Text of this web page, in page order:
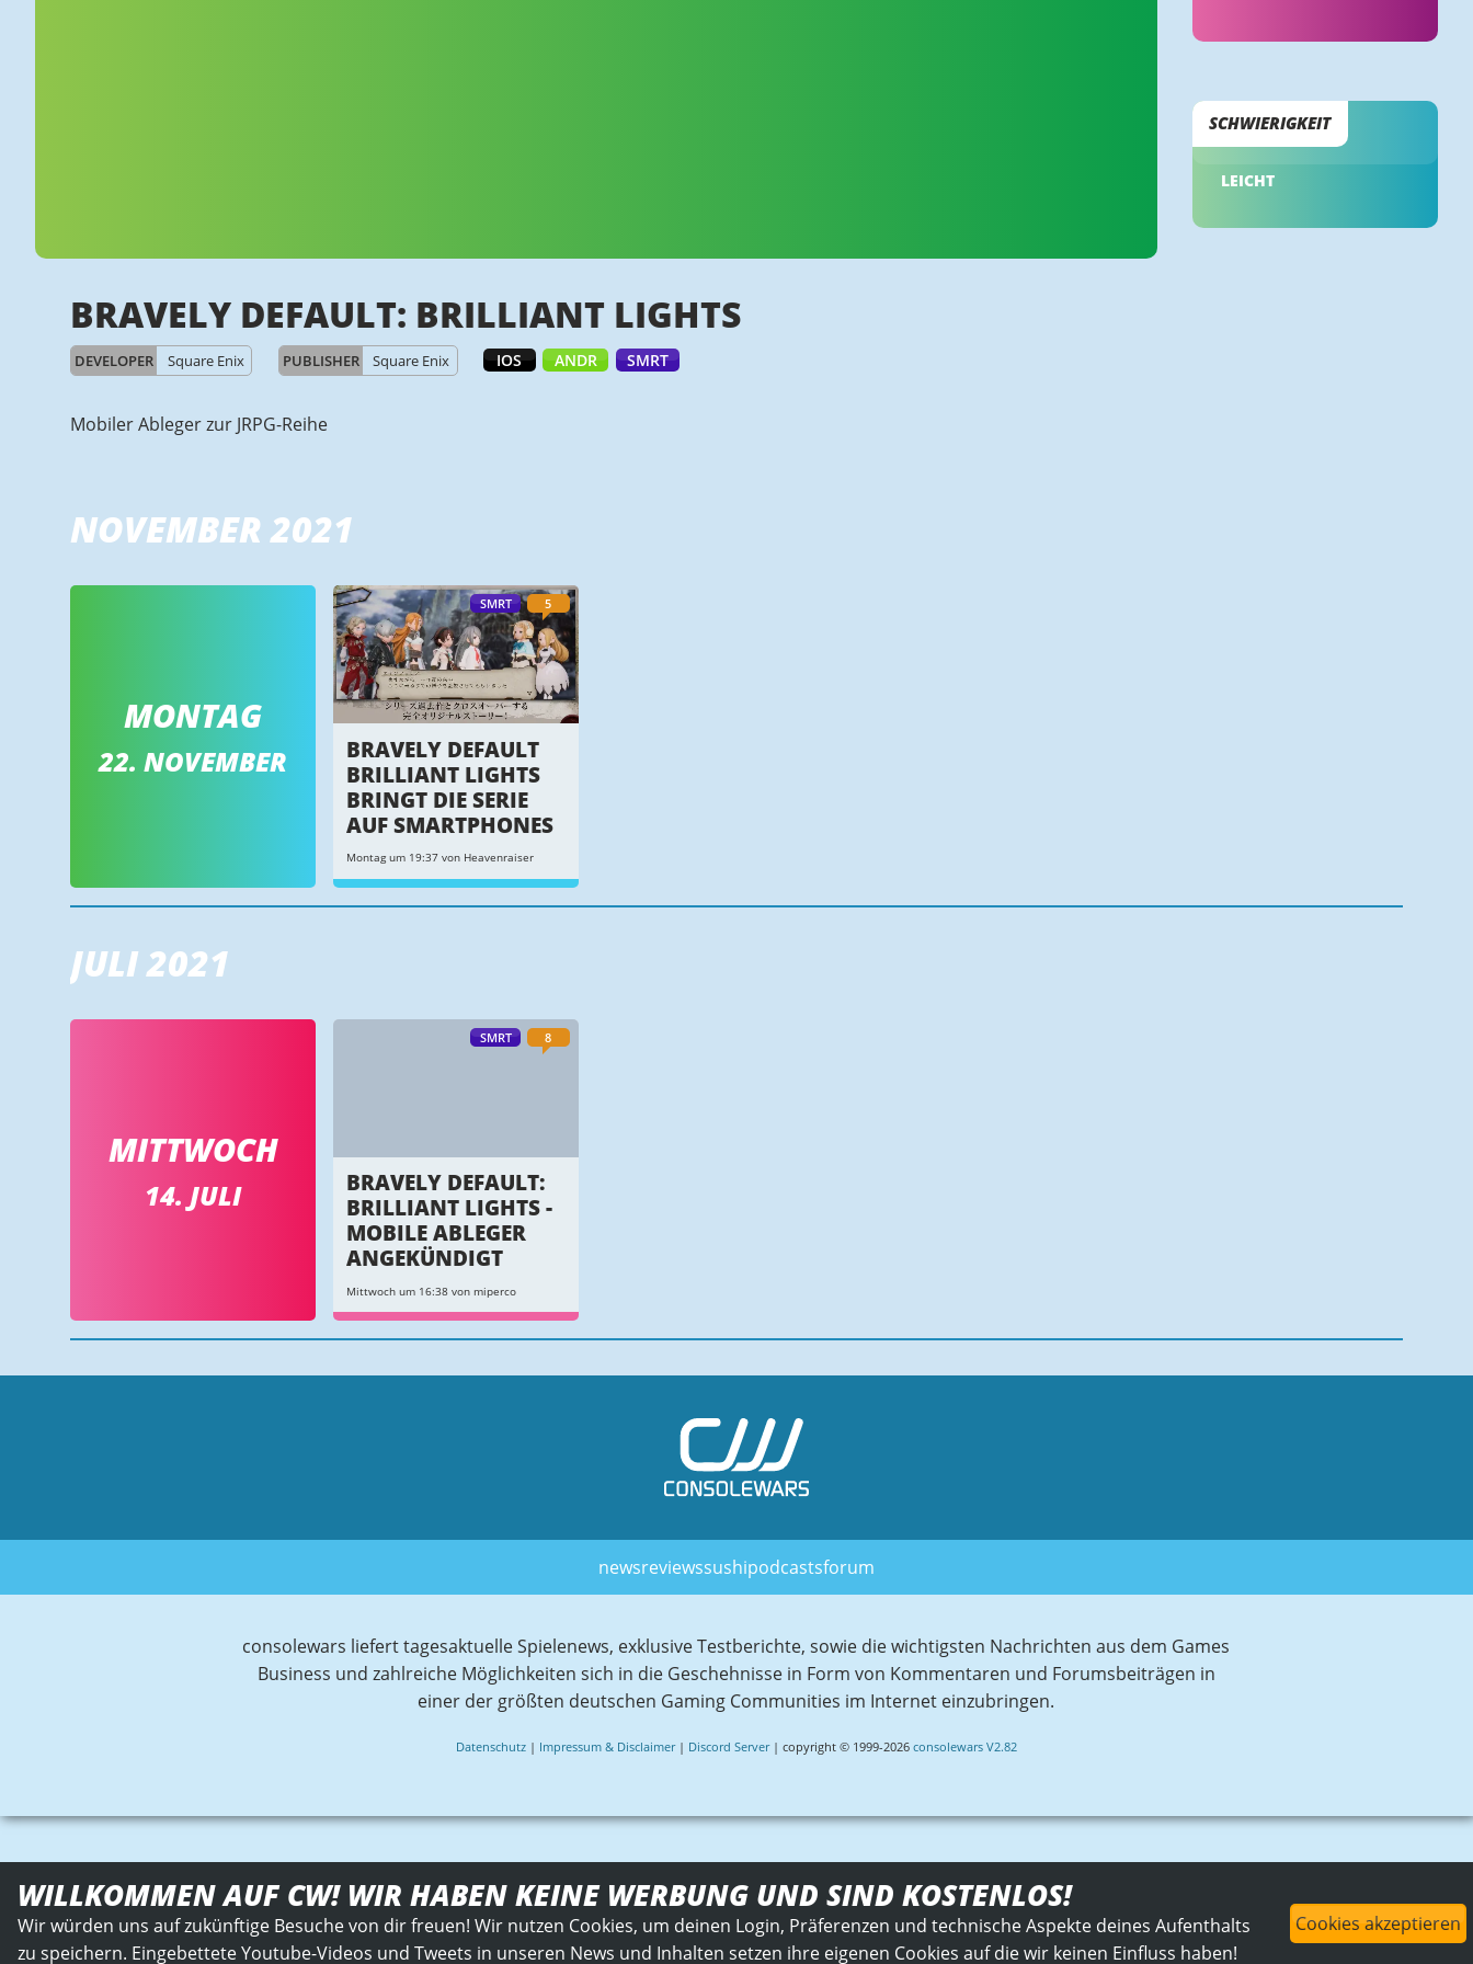
SCHWIERIGKEIT
LEICHT
BRAVELY DEFAULT: BRILLIANT LIGHTS
DEVELOPER Square Enix PUBLISHER Square Enix IOS ANDR SMRT
Mobiler Ableger zur JRPG-Reihe
NOVEMBER 2021
MONTAG
22. NOVEMBER
SMRT 5
BRAVELY DEFAULT
BRILLIANT LIGHTS
BRINGT DIE SERIE
AUF SMARTPHONES
Montag um 19:37 von Heavenraiser
JULI 2021
MITTWOCH
14. JULI
SMRT 8
BRAVELY DEFAULT:
BRILLIANT LIGHTS -
MOBILE ABLEGER
ANGEKÜNDIGT
Mittwoch um 16:38 von miperco
newsreviewssushipodcastsforum
consolewars liefert tagesaktuelle Spielenews, exklusive Testberichte, sowie die wichtigsten Nachrichten aus dem Games
Business und zahlreiche Möglichkeiten sich in die Geschehnisse in Form von Kommentaren und Forumsbeiträgen in
einer der größten deutschen Gaming Communities im Internet einzubringen.
Datenschutz| Impressum & Disclaimer| Discord Server| copyright © 1999-2026 consolewars V2.82
WILLKOMMEN AUF CW! WIR HABEN KEINE WERBUNG UND SIND KOSTENLOS!
Wir würden uns auf zukünftige Besuche von dir freuen! Wir nutzen Cookies, um deinen Login, Präferenzen und technische Aspekte deines Aufenthalts
zu speichern. Eingebettete Youtube-Videos und Tweets in unseren News und Inhalten setzen ihre eigenen Cookies auf die wir keinen Einfluss haben!
Cookies akzeptieren